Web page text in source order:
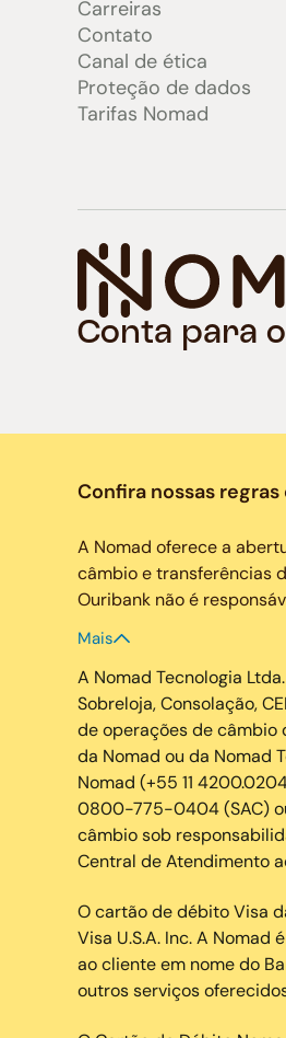
Carreiras
Contato
Canal de ética
Proteção de dados
Tarifas Nomad
Conta para
Confira nossas
A Nomad oferece a
câmbio e transferências
Ouribank não é
Mais
A Nomad Tecnologia
Sobreloja, Consolação,
de operações de câmbio
da Nomad ou da Nomad
Nomad (+55 11
0800-775-0404 (SAC)
câmbio sob
Central de Atendimento
O cartão de débito Visa
Visa U.S.A. Inc. A
ao cliente em nome do
outros serviços